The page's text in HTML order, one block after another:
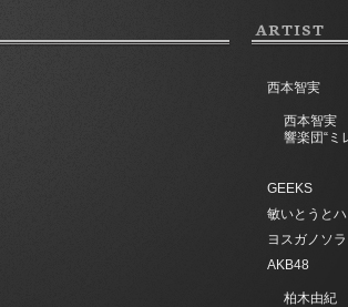
ARTIST
西本智実
西本智実
響楽団“ミ
GEEKS
敏いとうと
ヨスガノソラ
AKB48
柏木由紀